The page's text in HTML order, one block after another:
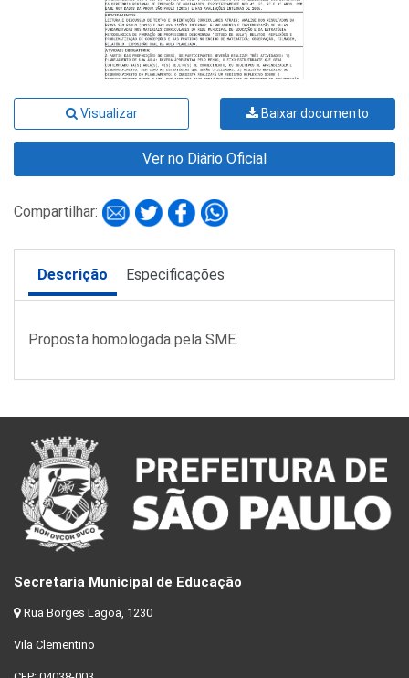
Visualizar Baixar documento
Ver no Diário Oficial
Compartilhar:
Descrição Especificações
Proposta homologada pela SME.
Secretaria Municipal de Educação
Rua Borges Lagoa, 1230
Vila Clementino